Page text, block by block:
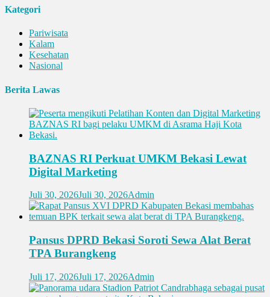
Kategori
Pariwisata
Kalam
Kesehatan
Nasional
Berita Lawas
BAZNAS RI Perkuat UMKM Bekasi Lewat
Digital Marketing
Juli 30, 2026Juli 30, 2026Admin
Pansus DPRD Bekasi Soroti Sewa Alat Berat
TPA Burangkeng
Juli 17, 2026Juli 17, 2026Admin